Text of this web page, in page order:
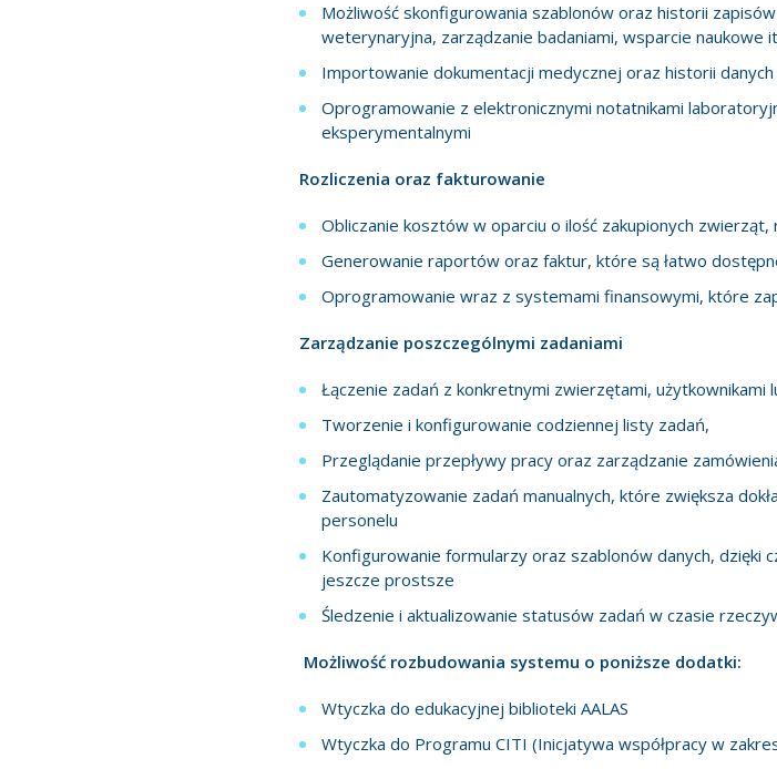
Możliwość skonfigurowania szablonów oraz historii
weterynaryjna, zarządzanie badaniami, wsparcie naukowe
Importowanie dokumentacji medycznej oraz historii danych
Oprogramowanie z elektronicznymi notatnikami
eksperymentalnymi
Rozliczenia oraz fakturowanie
Obliczanie kosztów w oparciu o ilość zakupionych
Generowanie raportów oraz faktur, które są łatwo
Oprogramowanie wraz z systemami finansowymi, które
Zarządzanie poszczególnymi zadaniami
Łączenie zadań z konkretnymi zwierzętami, użytkownikami
Tworzenie i konfigurowanie codziennej listy zadań,
Przeglądanie przepływy pracy oraz zarządzanie
Zautomatyzowanie zadań manualnych, które zwiększa
personelu
Konfigurowanie formularzy oraz szablonów danych, dzięki
jeszcze prostsze
Śledzenie i aktualizowanie statusów zadań w czasie
Możliwość rozbudowania systemu o poniższe dodatki:
Wtyczka do edukacyjnej biblioteki AALAS
Wtyczka do Programu CITI (Inicjatywa współpracy w